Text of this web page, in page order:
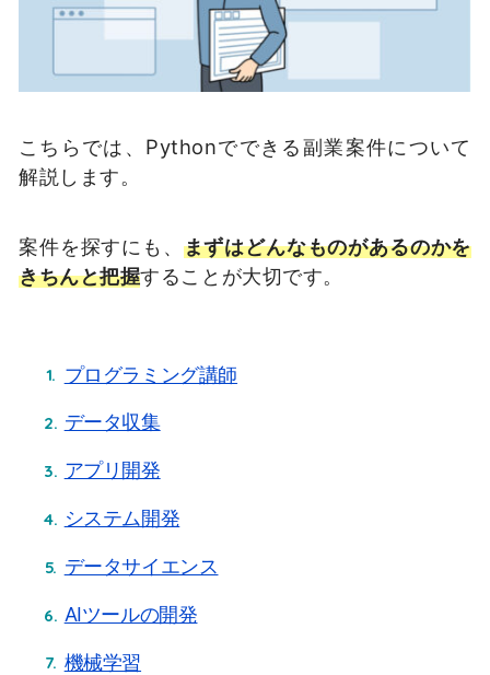
こちらでは、Pythonでできる副業案件について
解説します。
案件を探すにも、 まずはどんなものがあるのかを
きちんと把握することが大切です。
プログラミング講師
データ収集
アプリ開発
システム開発
データサイエンス
AIツールの開発
機械学習